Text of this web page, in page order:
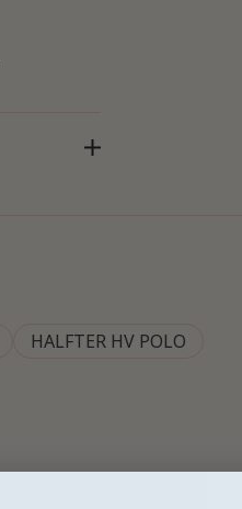
HALFTER HV POLO